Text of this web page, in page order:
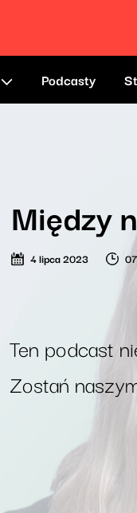
Podcasty
Między
4 lipca 2023
Ten podcast
Zostań